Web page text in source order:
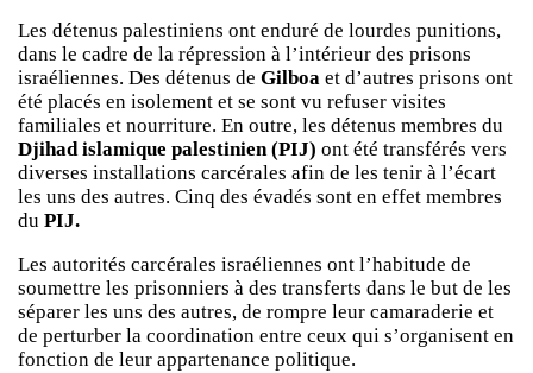
Les détenus palestiniens ont enduré de lourdes punitions,
dans le cadre de la répression à l’intérieur des prisons
israéliennes. Des détenus de Gilboa et d’autres prisons ont
été placés en isolement et se sont vu refuser visites
familiales et nourriture. En outre, les détenus membres du
Djihad islamique palestinien (PIJ) ont été transférés vers
diverses installations carcérales afin de les tenir à l’écart
les uns des autres. Cinq des évadés sont en effet membres
du PIJ.
Les autorités carcérales israéliennes ont l’habitude de
soumettre les prisonniers à des transferts dans le but de les
séparer les uns des autres, de rompre leur camaraderie et
de perturber la coordination entre ceux qui s’organisent en
fonction de leur appartenance politique.